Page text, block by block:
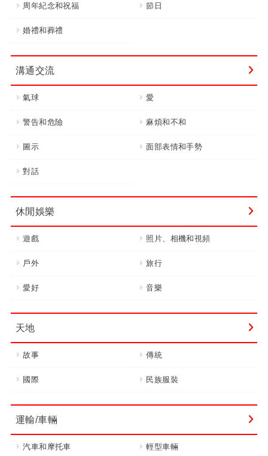
周年紀念和祝福 節日
婚禮和葬禮
溝通交流
氣球 愛
警告和危險 麻煩和不和
圖示 面部表情和手勢
對話
休閒娛樂
遊戲 照片、相機和視頻
戶外 旅行
愛好 音樂
天地
故事 傳統
國際 民族服裝
運輸/車輛
汽車和摩托車 輕型車輛